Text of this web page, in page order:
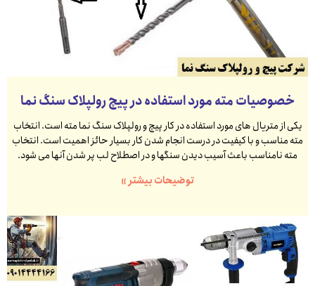
خصوصیات مته مورد استفاده در پیچ رولپلاک سنگ نما
یکی از متریال های مورد استفاده در کار پیچ و رولپلاک سنگ نما مته است. انتخاب
مته مناسب و با کیفیت در درست انجام شدن کار بسیار حائز اهمیت است. انتخاب
مته نامناسب باعث آسیب دیدن سنگها و در اصطلاح لب پر شدن آنها می شود.
توضیحات بیشتر »